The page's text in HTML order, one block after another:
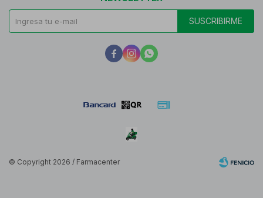
SUSCRIBIRME
  
© Copyright 2026 / Farmacenter